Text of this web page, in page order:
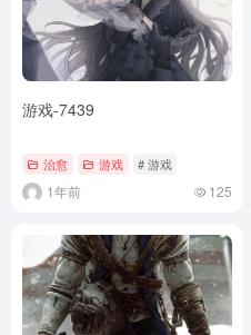
游戏-7439
治愈 游戏 # 游戏
1年前 125